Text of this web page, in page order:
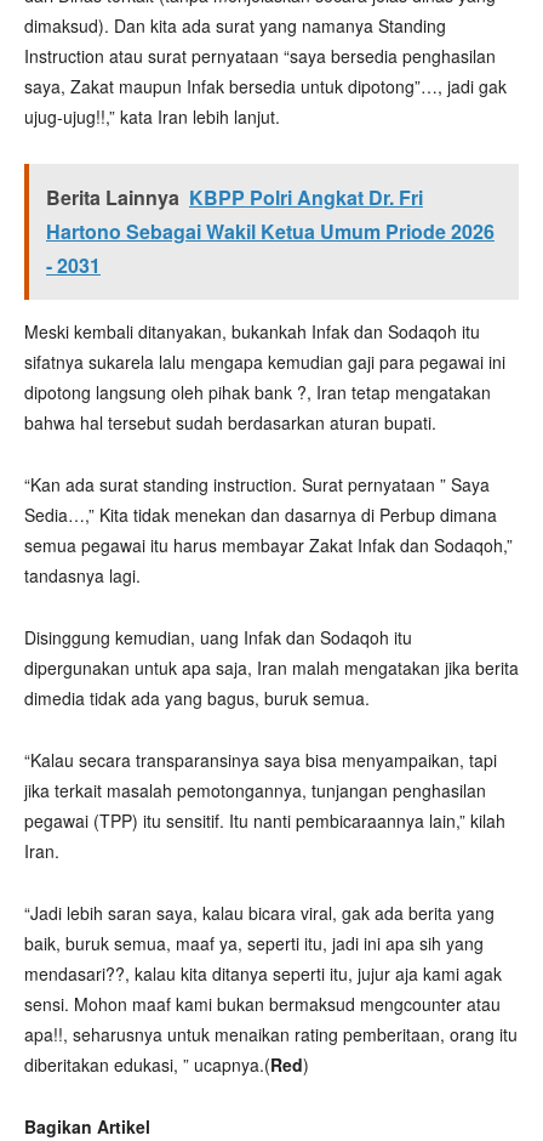
dimaksud). Dan kita ada surat yang namanya Standing
Instruction atau surat pernyataan “saya bersedia penghasilan
saya, Zakat maupun Infak bersedia untuk dipotong”…, jadi gak
ujug-ujug!!,” kata Iran lebih lanjut.
Berita Lainnya KBPP Polri Angkat Dr. Fri
Hartono Sebagai Wakil Ketua Umum Priode 2026
- 2031
Meski kembali ditanyakan, bukankah Infak dan Sodaqoh itu
sifatnya sukarela lalu mengapa kemudian gaji para pegawai ini
dipotong langsung oleh pihak bank ?, Iran tetap mengatakan
bahwa hal tersebut sudah berdasarkan aturan bupati.
“Kan ada surat standing instruction. Surat pernyataan ” Saya
Sedia…,” Kita tidak menekan dan dasarnya di Perbup dimana
semua pegawai itu harus membayar Zakat Infak dan Sodaqoh,”
tandasnya lagi.
Disinggung kemudian, uang Infak dan Sodaqoh itu
dipergunakan untuk apa saja, Iran malah mengatakan jika berita
dimedia tidak ada yang bagus, buruk semua.
“Kalau secara transparansinya saya bisa menyampaikan, tapi
jika terkait masalah pemotongannya, tunjangan penghasilan
pegawai (TPP) itu sensitif. Itu nanti pembicaraannya lain,” kilah
Iran.
“Jadi lebih saran saya, kalau bicara viral, gak ada berita yang
baik, buruk semua, maaf ya, seperti itu, jadi ini apa sih yang
mendasari??, kalau kita ditanya seperti itu, jujur aja kami agak
sensi. Mohon maaf kami bukan bermaksud mengcounter atau
apa!!, seharusnya untuk menaikan rating pemberitaan, orang itu
diberitakan edukasi, ” ucapnya.(Red)
Bagikan Artikel